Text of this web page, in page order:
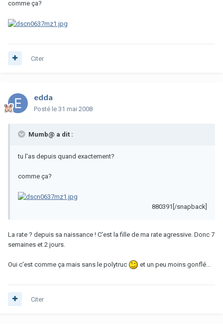
comme ça?
Citer
edda
Posté le 31 mai 2008
Mumb@ a dit :
tu l'as depuis quand exactement?
comme ça?
880391[/snapback]
La rate ? depuis sa naissance ! C'est la fille de ma rate agressive. Donc 7
semaines et 2 jours.
Oui c'est comme ça mais sans le polytruc et un peu moins gonflé...
Citer